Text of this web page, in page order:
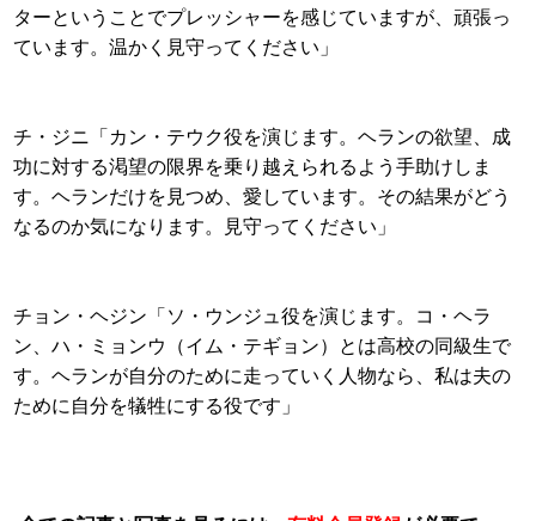
ターということでプレッシャーを感じていますが、頑張っ
ています。温かく見守ってください」
チ・ジニ「カン・テウク役を演じます。ヘランの欲望、成
功に対する渇望の限界を乗り越えられるよう手助けしま
す。ヘランだけを見つめ、愛しています。その結果がどう
なるのか気になります。見守ってください」
チョン・ヘジン「ソ・ウンジュ役を演じます。コ・ヘラ
ン、ハ・ミョンウ（イム・テギョン）とは高校の同級生で
す。ヘランが自分のために走っていく人物なら、私は夫の
ために自分を犠牲にする役です」